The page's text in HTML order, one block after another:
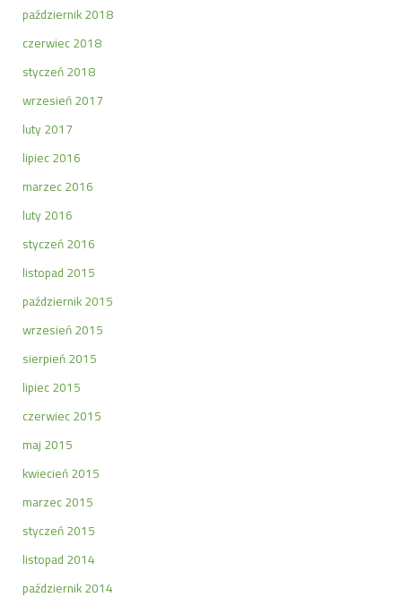
październik 2018
czerwiec 2018
styczeń 2018
wrzesień 2017
luty 2017
lipiec 2016
marzec 2016
luty 2016
styczeń 2016
listopad 2015
październik 2015
wrzesień 2015
sierpień 2015
lipiec 2015
czerwiec 2015
maj 2015
kwiecień 2015
marzec 2015
styczeń 2015
listopad 2014
październik 2014